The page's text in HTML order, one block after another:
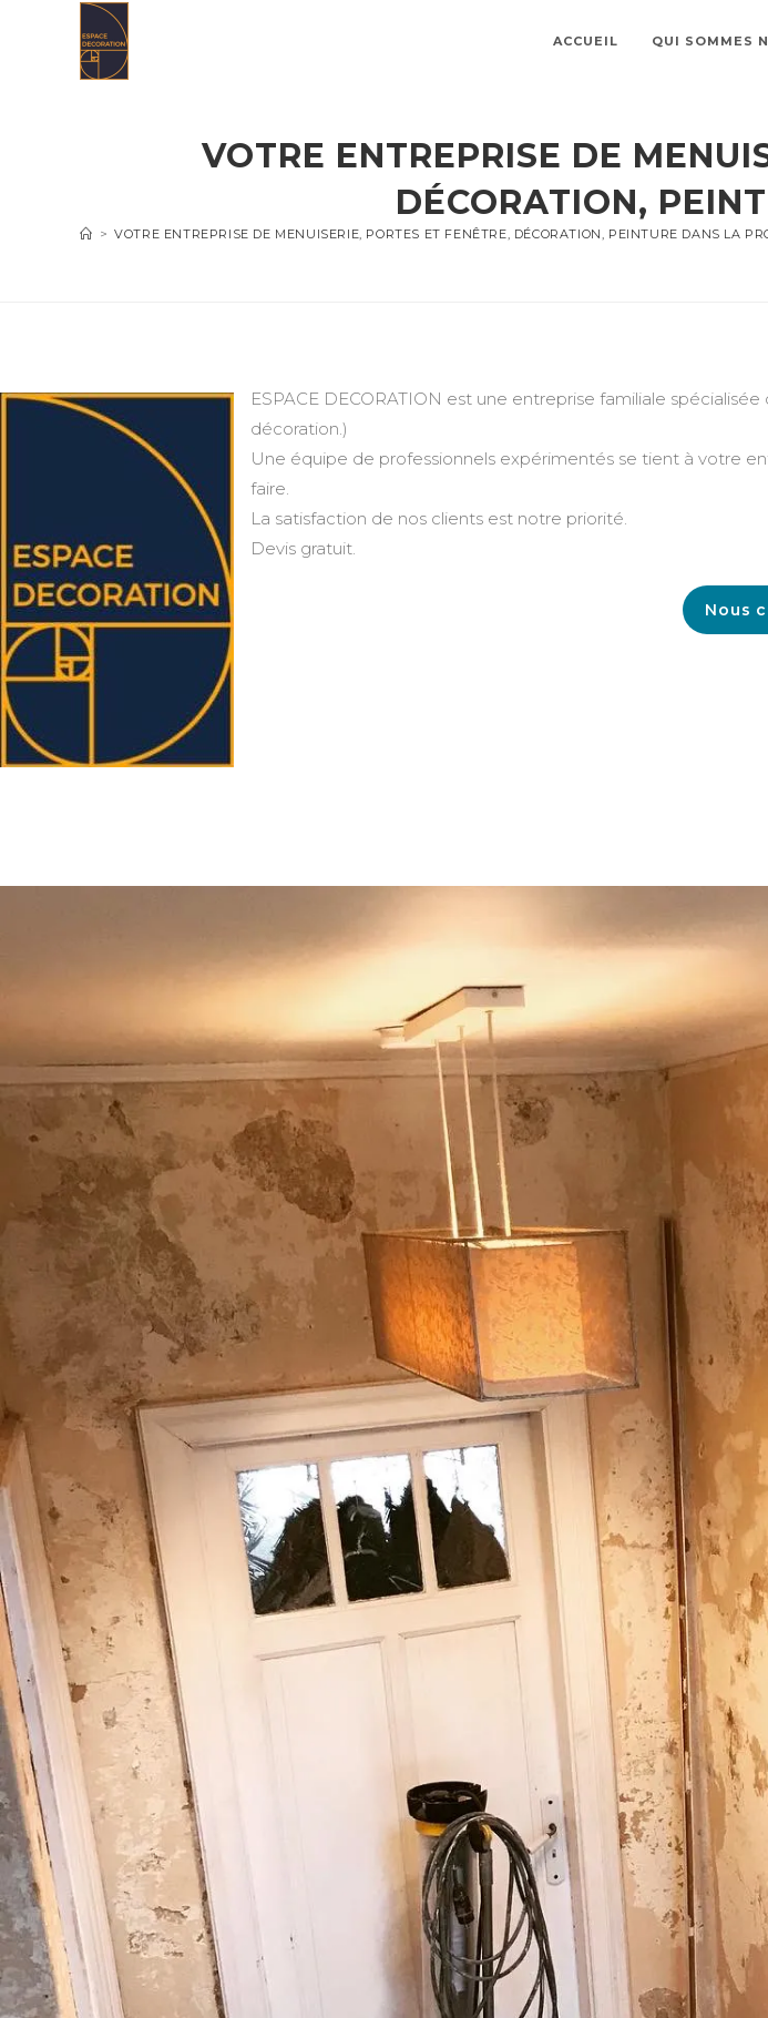
ACCUEIL QUI SOMMES
VOTRE ENTREPRISE DE
DÉCORATION,
> VOTRE ENTREPRISE DE MENUISERIE, PORTES ET FENÊTRE, DÉCORATION, PEINTURE DANS LA
ESPACE DECORATION est une entreprise familiale
décoration.)
Une équipe de professionnels expérimentés se tient à votre
faire.
La satisfaction de nos clients est notre priorité.
Devis gratuit.
Nous